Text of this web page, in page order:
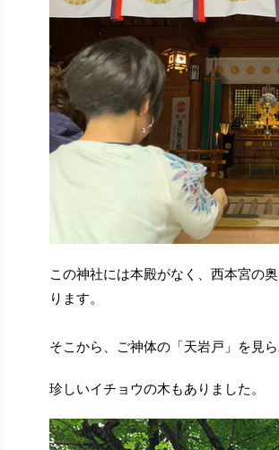
この神社には本殿がなく、西本宮の
ります。
そこから、ご神体の「天岩戸」を見
珍しいイチョウの木もありました。